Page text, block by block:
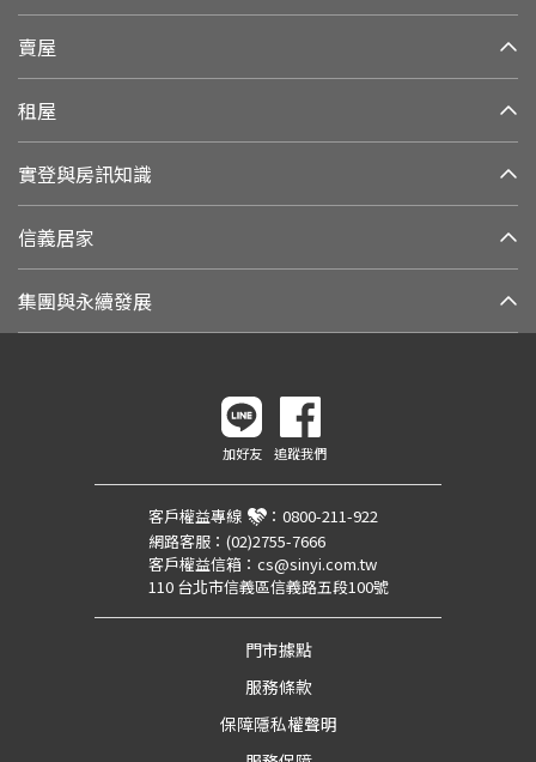
賣屋
租屋
實登與房訊知識
信義居家
集團與永續發展
加好友 追蹤我們
客戶權益專線 ： 0800-211-922
網路客服： (02)2755-7666
客戶權益信箱： cs@sinyi.com.tw
110 台北市信義區信義路五段100號
門市據點
服務條款
保障隱私權聲明